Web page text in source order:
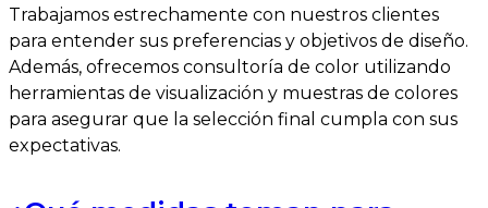
Trabajamos estrechamente con nuestros clientes
para entender sus preferencias y objetivos de diseño.
Además, ofrecemos consultoría de color utilizando
herramientas de visualización y muestras de colores
para asegurar que la selección final cumpla con sus
expectativas.